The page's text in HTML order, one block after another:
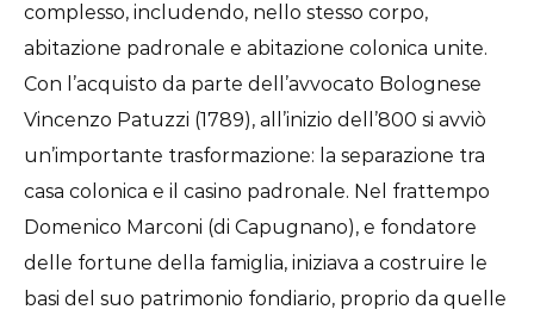
complesso, includendo, nello stesso corpo,
abitazione padronale e abitazione colonica unite.
Con l’acquisto da parte dell’avvocato Bolognese
Vincenzo Patuzzi (1789), all’inizio dell’800 si avviò
un’importante trasformazione: la separazione tra
casa colonica e il casino padronale. Nel frattempo
Domenico Marconi (di Capugnano), e fondatore
delle fortune della famiglia, iniziava a costruire le
basi del suo patrimonio fondiario, proprio da quelle